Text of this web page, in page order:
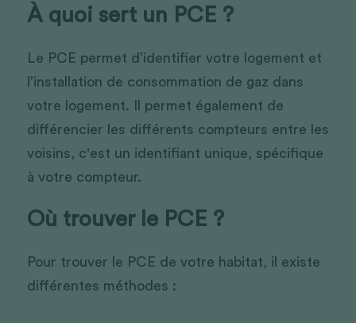
À quoi sert un PCE ?
Le PCE permet d’identifier votre logement et
l’installation de consommation de gaz dans
votre logement. Il permet également de
différencier les différents compteurs entre les
voisins, c'est un identifiant unique, spécifique
à votre compteur.
Où trouver le PCE ?
Pour trouver le PCE de votre habitat, il existe
différentes méthodes :